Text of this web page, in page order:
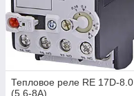
Тепловое реле RE 17D-8.0
(5,6-8A)